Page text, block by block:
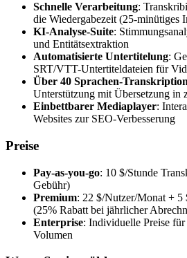
Schnelle Verarbeitung:
die Wiedergabezeit (25-minütiges
KI-Analyse-Suite:
und Entitätsextraktion
Automatisierte Untertitelung:
SRT/VTT-Untertiteldateien für
Über 40 Sprachen-Transkription
Unterstützung mit Übersetzung in
Einbettbarer Mediaplayer:
Websites zur SEO-Verbesserung
Preise
Pay-as-you-go: 10 $/Stunde
Gebühr)
Premium: 22 $/Nutzer/Monat + 5
(25% Rabatt bei jährlicher
Enterprise: Individuelle Preise
Volumen